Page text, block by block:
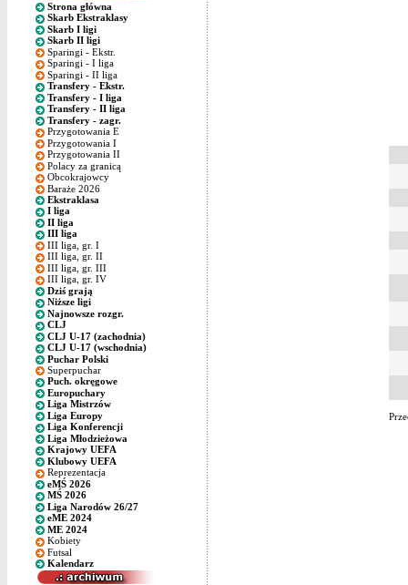
Strona główna
Skarb Ekstraklasy
Skarb I ligi
Skarb II ligi
Sparingi - Ekstr.
Sparingi - I liga
Sparingi - II liga
Transfery - Ekstr.
Transfery - I liga
Transfery - II liga
Transfery - zagr.
Przygotowania E
Przygotowania I
Przygotowania II
Polacy za granicą
Obcokrajowcy
Baraże 2026
Ekstraklasa
I liga
II liga
III liga
III liga, gr. I
III liga, gr. II
III liga, gr. III
III liga, gr. IV
Dziś grają
Niższe ligi
Najnowsze rozgr.
CLJ
CLJ U-17 (zachodnia)
CLJ U-17 (wschodnia)
Puchar Polski
Superpuchar
Puch. okręgowe
Europuchary
Liga Mistrzów
Liga Europy
Liga Konferencji
Liga Młodzieżowa
Krajowy UEFA
Klubowy UEFA
Reprezentacja
eMŚ 2026
MŚ 2026
Liga Narodów 26/27
eME 2024
ME 2024
Kobiety
Futsal
Kalendarz